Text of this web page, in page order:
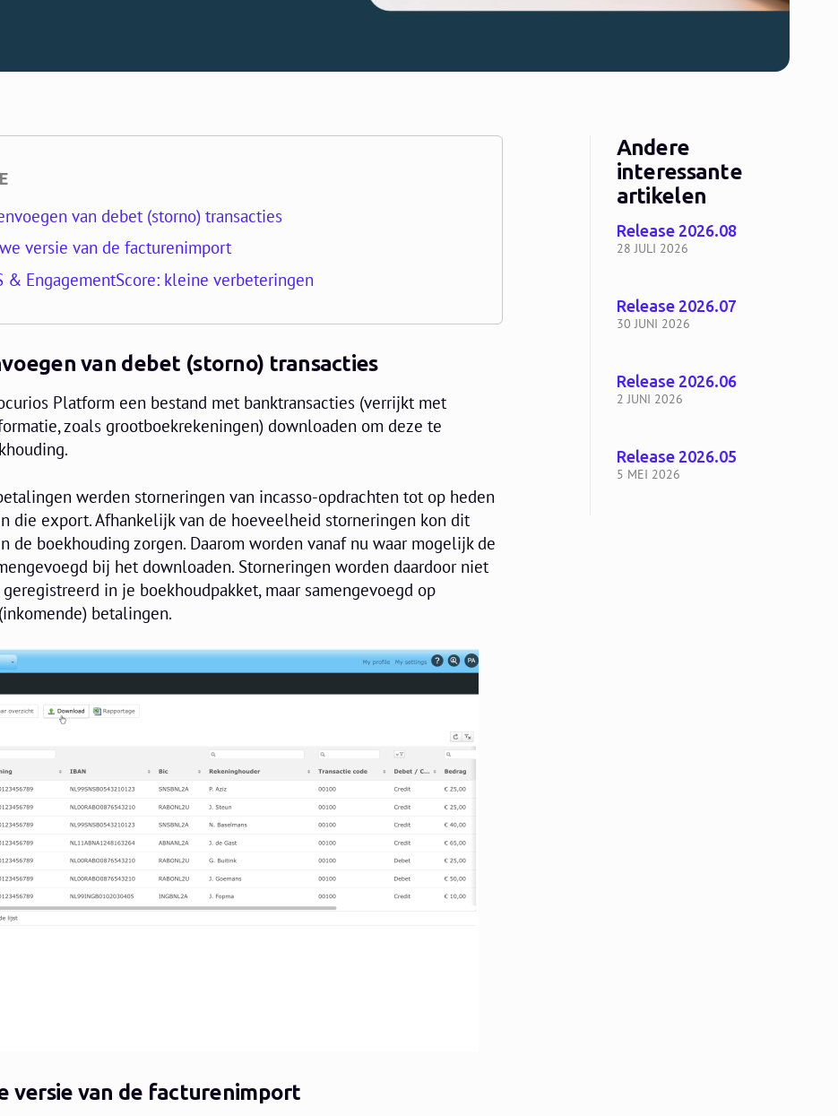
van debet (storno) transacties
versie van de facturenimport
& EngagementScore: kleine verbeteringen
van debet (storno) transacties
Platform een bestand met banktransacties (verrijkt met
zoals grootboekrekeningen) downloaden om deze te
werden storneringen van incasso-opdrachten tot op heden
die export. Afhankelijk van de hoeveelheid storneringen kon dit
de boekhouding zorgen. Daarom worden vanaf nu waar mogelijk de
bij het downloaden. Storneringen worden daardoor niet
in je boekhoudpakket, maar samengevoegd op
betalingen.
versie van de facturenimport
Andere
interessante
artikelen
28 JULI 2026
Release 2026.08
30 JUNI 2026
Release 2026.07
2 JUNI 2026
Release 2026.06
5 MEI 2026
Release 2026.05